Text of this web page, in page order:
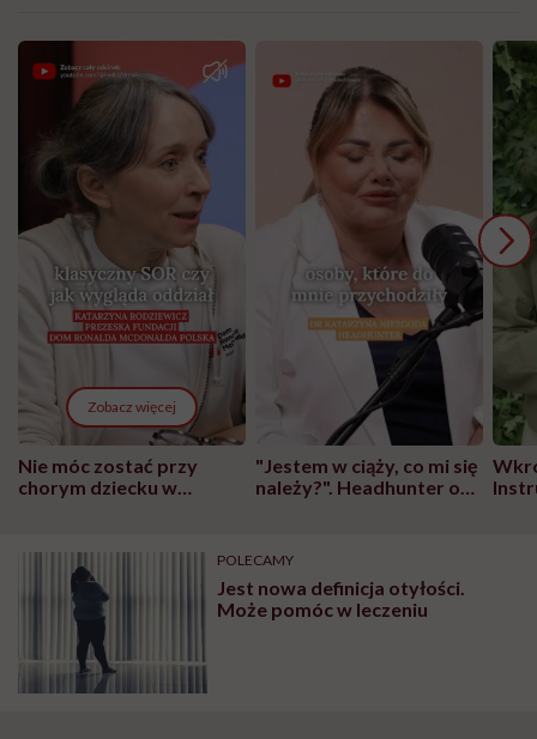
Zobacz więcej
Nie móc zostać przy
chorym dziecku w
może chyba tylko
głupota i brak
wyobraźni"
"Jestem w ciąży, co mi się
należy?". Headhunter o
pracy
POLECAMY
Jest nowa definicja otyłości.
Może pomóc w leczeniu